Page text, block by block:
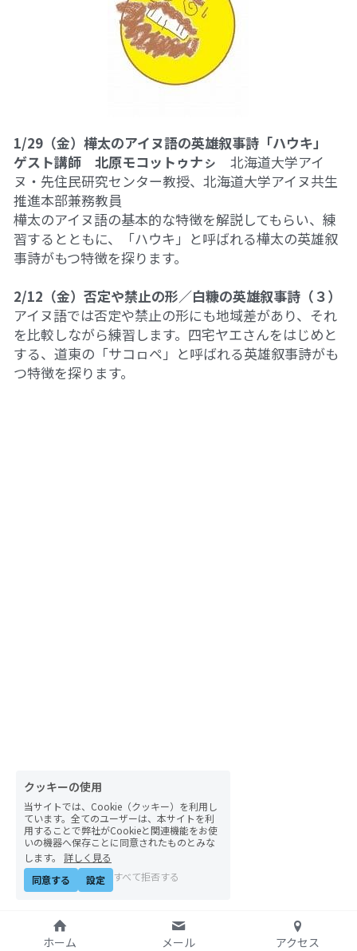
1/29（金）樺太のアイヌ語の英雄叙事詩「ハウキ」
ゲスト講師　北原モコットゥナㇱ 北海道大学アイ
ヌ・先住民研究センター教授、北海道大学アイヌ共生
推進本部兼務教員
樺太のアイヌ語の基本的な特徴を解説してもらい、練
習するとともに、「ハウキ」と呼ばれる樺太の英雄叙
事詩がもつ特徴を探ります。
2/12（金）否定や禁止の形／白糠の英雄叙事詩（３）
アイヌ語では否定や禁止の形にも地域差があり、それ
を比較しながら練習します。四宅ヤエさんをはじめと
する、道東の「サコㇿペ」と呼ばれる英雄叙事詩がも
つ特徴を探ります。
ホーム メール アクセス
クッキーの使用
当サイトでは、Cookie（クッキー）を利用し
ています。全てのユーザーは、本サイトを利
用することで弊社がCookieと関連機能をお使
いの機器へ保存ことに同意されたものとみな
します。
詳しく見る
同意する
設定 すべて拒否する